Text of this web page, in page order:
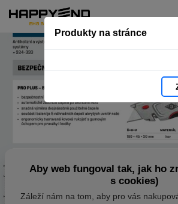
Produkty na stránce
Aby web fungoval tak, jak ho
s cookies)
Záleží nám na tom, aby pro vás